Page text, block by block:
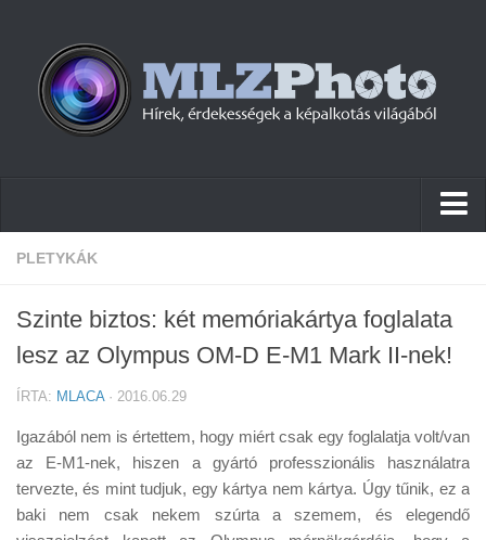
Hírek
Cikkek
Tudástár
Tanácsok
Érdekességek
PLETYKÁK
Szinte biztos: két memóriakártya foglalata
lesz az Olympus OM-D E-M1 Mark II-nek!
ÍRTA: MLACA· 2016.06.29
Igazából nem is értettem, hogy miért csak egy foglalatja volt/van
az E-M1-nek, hiszen a gyártó professzionális használatra
tervezte, és mint tudjuk, egy kártya nem kártya. Úgy tűnik, ez a
baki nem csak nekem szúrta a szemem, és elegendő